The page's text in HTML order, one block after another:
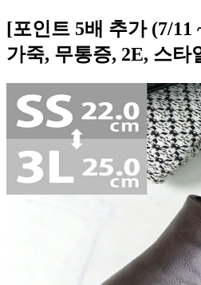
[포인트 5배 추가 (7/
가죽, 무통증, 2E, 스타